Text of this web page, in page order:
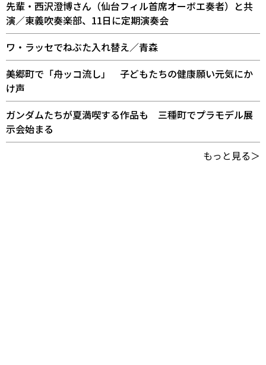
先輩・西沢澄博さん（仙台フィル首席オーボエ奏者）と共
演／東義吹奏楽部、11日に定期演奏会
ワ・ラッセでねぶた入れ替え／青森
美郷町で「舟ッコ流し」 子どもたちの健康願い元気にか
け声
ガンダムたちが夏満喫する作品も 三種町でプラモデル展
示会始まる
もっと見る＞